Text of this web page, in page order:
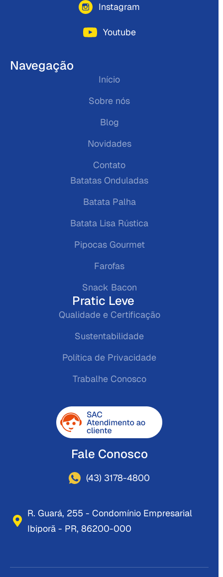
Instagram
Youtube
Navegação
Início
Sobre nós
Blog
Novidades
Contato
Batatas Onduladas
Batata Palha
Batata Lisa Rústica
Pipocas Gourmet
Farofas
Snack Bacon
Pratic Leve
Qualidade e Certificação
Sustentabilidade
Política de Privacidade
Trabalhe Conosco
Fale Conosco
(43) 3178-4800
R. Guará, 255 - Condomínio Empresarial
Ibiporã - PR, 86200-000